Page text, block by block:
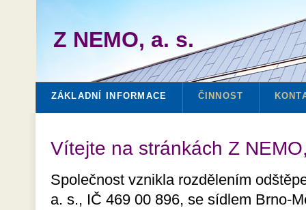
Z NEMO, a. s.
ZÁKLADNÍ INFORMACE ČINNOST
Vítejte na stránkách Z
Společnost vznikla rozdělením
a. s., IČ 469 00 896, se sídlem Brno-